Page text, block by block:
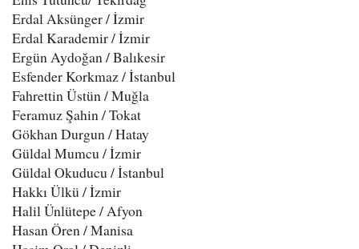
Erdal Aksünger / İzmir
Erdal Karademir / İzmir
Ergün Aydoğan / Balıkesir
Esfender Korkmaz / İstanbul
Fahrettin Üstün / Muğla
Feramuz Şahin / Tokat
Gökhan Durgun / Hatay
Güldal Mumcu / İzmir
Güldal Okuducu / İstanbul
Hakkı Ülkü / İzmir
Halil Ünlütepe / Afyon
Hasan Ören / Manisa